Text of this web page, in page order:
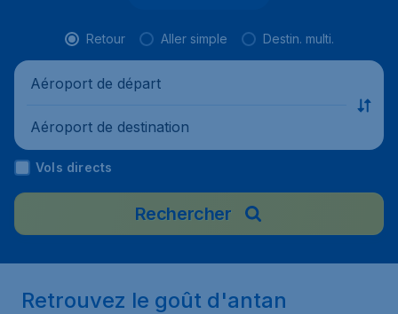
Retour Aller simple Destin. multi.
Aéroport de départ
Aéroport de destination
Vols directs
Rechercher
Retrouvez le goût d'antan